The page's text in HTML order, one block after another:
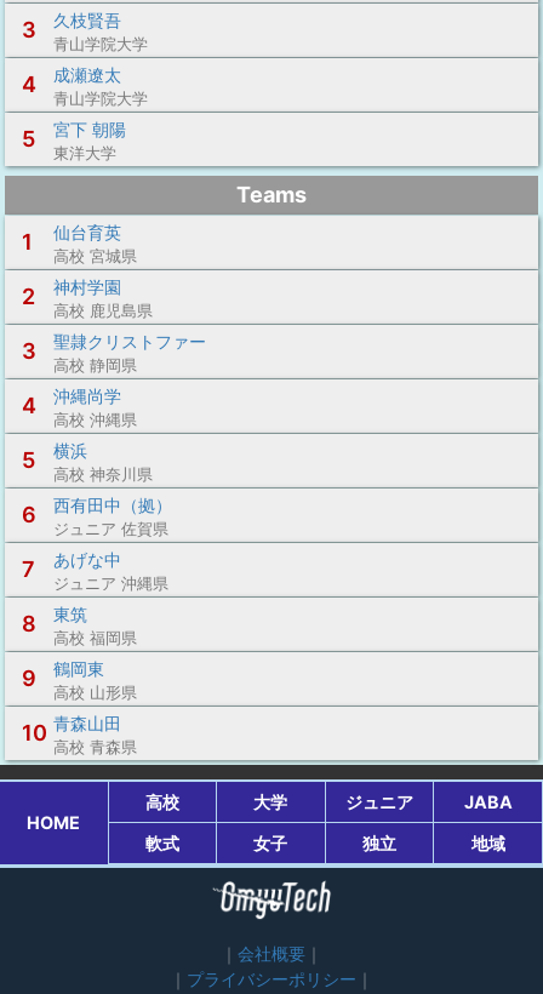
3 久枝賢吾
青山学院大学
4 成瀬遼太
青山学院大学
5 宮下 朝陽
東洋大学
Teams
1
仙台育英
高校 宮城県
2 神村学園
高校 鹿児島県
3 聖隷クリストファー
高校 静岡県
4 沖縄尚学
高校 沖縄県
5 横浜
高校 神奈川県
6 西有田中（拠）
ジュニア 佐賀県
7 あげな中
ジュニア 沖縄県
8 東筑
高校 福岡県
9 鶴岡東
高校 山形県
10 青森山田
高校 青森県
HOME
高校 大学 ジュニア
JABA
軟式
女子 独立 地域
会社概要
プライバシーポリシー